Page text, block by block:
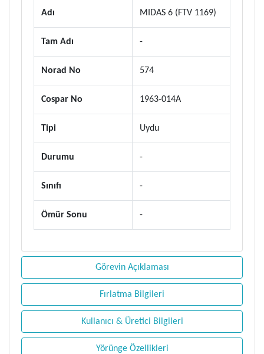
Adı MIDAS 6 (FTV 1169)
Tam Adı -
Norad No 574
Cospar No 1963-014A
Tipi Uydu
Durumu -
Sınıfı -
Ömür Sonu -
Görevin Açıklaması
Fırlatma Bilgileri
Kullanıcı & Üretici Bilgileri
Yörünge Özellikleri